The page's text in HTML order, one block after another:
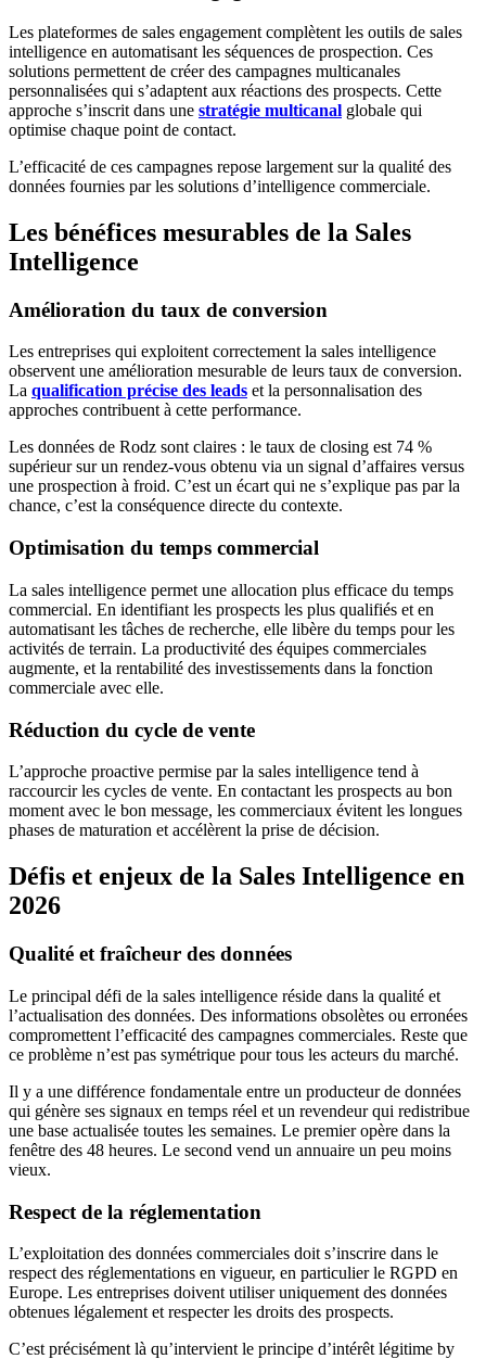
Les plateformes de sales engagement complètent les outils de sales
intelligence en automatisant les séquences de prospection. Ces
solutions permettent de créer des campagnes multicanales
personnalisées qui s’adaptent aux réactions des prospects. Cette
approche s’inscrit dans une stratégie multicanal globale qui
optimise chaque point de contact.
L’efficacité de ces campagnes repose largement sur la qualité des
données fournies par les solutions d’intelligence commerciale.
Les bénéfices mesurables de la Sales
Intelligence
Amélioration du taux de conversion
Les entreprises qui exploitent correctement la sales intelligence
observent une amélioration mesurable de leurs taux de conversion.
La qualification précise des leads et la personnalisation des
approches contribuent à cette performance.
Les données de Rodz sont claires : le taux de closing est 74 %
supérieur sur un rendez-vous obtenu via un signal d’affaires versus
une prospection à froid. C’est un écart qui ne s’explique pas par la
chance, c’est la conséquence directe du contexte.
Optimisation du temps commercial
La sales intelligence permet une allocation plus efficace du temps
commercial. En identifiant les prospects les plus qualifiés et en
automatisant les tâches de recherche, elle libère du temps pour les
activités de terrain. La productivité des équipes commerciales
augmente, et la rentabilité des investissements dans la fonction
commerciale avec elle.
Réduction du cycle de vente
L’approche proactive permise par la sales intelligence tend à
raccourcir les cycles de vente. En contactant les prospects au bon
moment avec le bon message, les commerciaux évitent les longues
phases de maturation et accélèrent la prise de décision.
Défis et enjeux de la Sales Intelligence en
2026
Qualité et fraîcheur des données
Le principal défi de la sales intelligence réside dans la qualité et
l’actualisation des données. Des informations obsolètes ou erronées
compromettent l’efficacité des campagnes commerciales. Reste que
ce problème n’est pas symétrique pour tous les acteurs du marché.
Il y a une différence fondamentale entre un producteur de données
qui génère ses signaux en temps réel et un revendeur qui redistribue
une base actualisée toutes les semaines. Le premier opère dans la
fenêtre des 48 heures. Le second vend un annuaire un peu moins
vieux.
Respect de la réglementation
L’exploitation des données commerciales doit s’inscrire dans le
respect des réglementations en vigueur, en particulier le RGPD en
Europe. Les entreprises doivent utiliser uniquement des données
obtenues légalement et respecter les droits des prospects.
C’est précisément là qu’intervient le principe d’intérêt légitime by